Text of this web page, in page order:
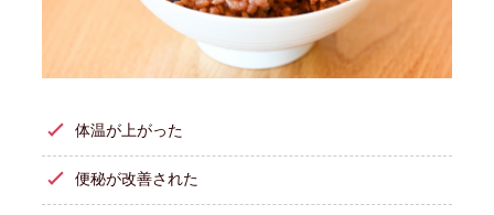
体温が上がった
便秘が改善された